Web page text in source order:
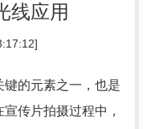
线应用
的元素之一，也是
传片拍摄过程中，